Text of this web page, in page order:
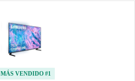
MÁS VENDIDO #1